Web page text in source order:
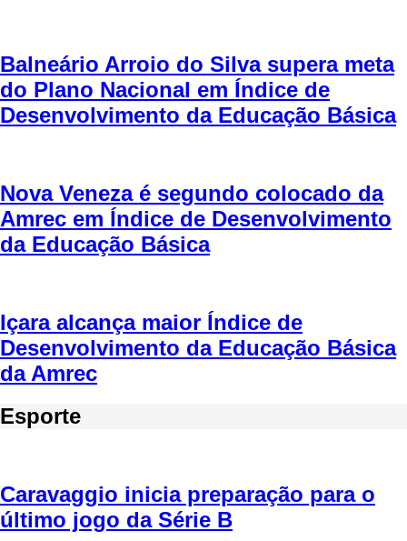
Balneário Arroio do Silva supera meta
do Plano Nacional em Índice de
Desenvolvimento da Educação Básica
Nova Veneza é segundo colocado da
Amrec em Índice de Desenvolvimento
da Educação Básica
Içara alcança maior Índice de
Desenvolvimento da Educação Básica
da Amrec
Esporte
Caravaggio inicia preparação para o
último jogo da Série B